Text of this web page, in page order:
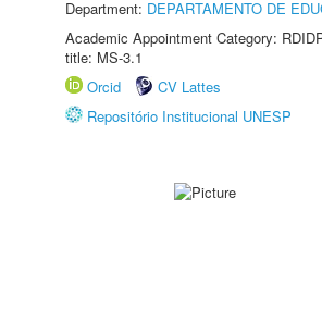
Department: DEPARTAMENTO DE
Academic Appointment Category:
title: MS-3.1
Orcid
CV Lattes
Repositório Institucional UNESP